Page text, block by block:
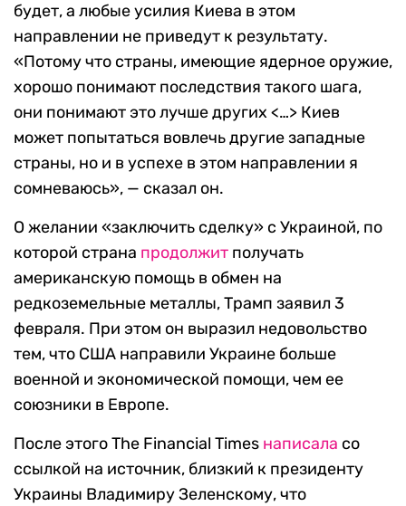
будет, а любые усилия Киева в этом
направлении не приведут к результату.
«Потому что страны, имеющие ядерное оружие,
хорошо понимают последствия такого шага,
они понимают это лучше других <…> Киев
может попытаться вовлечь другие западные
страны, но и в успехе в этом направлении я
сомневаюсь», — сказал он.
О желании «заключить сделку» с Украиной, по
которой страна продолжит получать
американскую помощь в обмен на
редкоземельные металлы, Трамп заявил 3
февраля. При этом он выразил недовольство
тем, что США направили Украине больше
военной и экономической помощи, чем ее
союзники в Европе.
После этого The Financial Times написала со
ссылкой на источник, близкий к президенту
Украины Владимиру Зеленскому, что